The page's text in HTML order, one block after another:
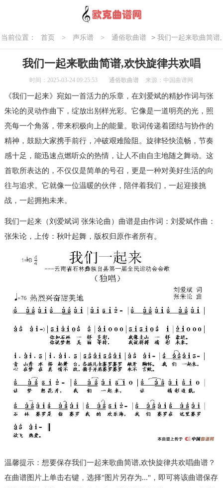
当前位置： 首页 > 声乐谱 > 通俗歌曲谱 > 我们一起来歌曲简谱,
我们一起来歌曲简谱,欢快旋律共欢唱
时间：2025-03-24 09:25:53 通俗歌曲谱 来源：中国曲谱网
《我们一起来》宛如一首活力的乐章，在刘爱斌的精妙作词与张
朱论的灵动作曲下，绽放出别样光彩。它像是一道明亮的光，照
亮每一个角落，带来积极向上的能量。歌词传递着团结与协作的
精神，鼓励大家携手前行，冲破艰难险阻。旋律轻快流畅，节奏
感十足，能迅速点燃听众的热情，让人不由自主地随之舞动。这
首歌所表达的，不仅仅是简单的号召，更是一种对美好生活的向
往与追求。它就像一位温暖的伙伴，陪伴着我们，一起迎接挑
战，一起拥抱未来。
我们一起来（刘爱斌词 张朱论曲）曲谱是由作词：刘爱斌作曲：
张朱论，上传：秋叶起舞，版权归原作者所有。
温馨提示：想要保存我们一起来歌曲简谱,欢快旋律共欢唱曲谱？
在曲谱图片上单击右键，选择"图片另存为..."，即可将该曲谱保存